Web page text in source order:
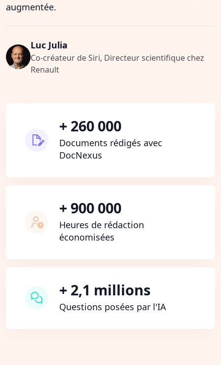
augmentée.
Luc Julia
Co-créateur de Siri, Directeur scientifique chez
Renault
+ 260 000
Documents rédigés avec
DocNexus
+ 900 000
Heures de rédaction
économisées
+ 2,1 millions
Questions posées par l'IA